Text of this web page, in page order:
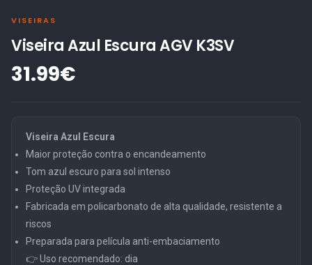
VISEIRAS
Viseira Azul Escura AGV K3SV
31.99€
Viseira Azul Escura
Maior proteção contra o encandeamento
Tom azul escuro para sol intenso
Proteção UV integrada
Fabricada em policarbonato de alta qualidade, resistente a
riscos
Preparada para película anti-embaciamento
👉 Uso recomendado: dia